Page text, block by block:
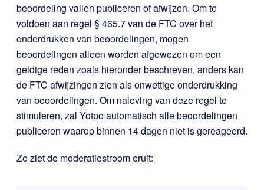
beoordeling vallen publiceren of afwijzen. Om te
voldoen aan regel § 465.7 van de FTC over het
onderdrukken van beoordelingen, mogen
beoordelingen alleen worden afgewezen om een
geldige reden zoals hieronder beschreven, anders kan
de FTC afwijzingen zien als onwettige onderdrukking
van beoordelingen. Om naleving van deze regel te
stimuleren, zal Yotpo automatisch alle beoordelingen
publiceren waarop binnen 14 dagen niet is gereageerd.
Zo ziet de moderatiestroom eruit: